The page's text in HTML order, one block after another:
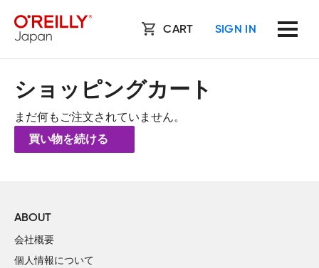
CART SIGN IN
ショッピングカート
まだ何もご注文されていません。
買い物を続ける
ABOUT
会社概要
個人情報について